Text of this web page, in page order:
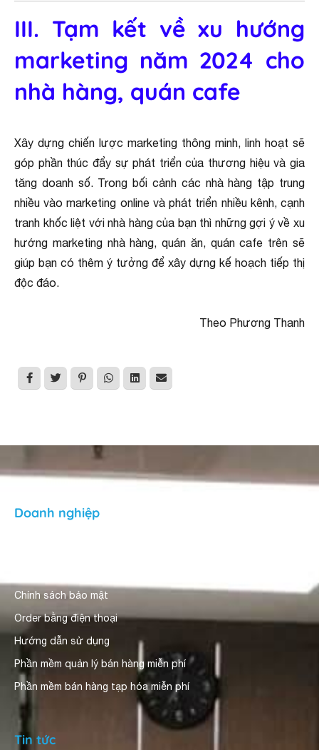
III. Tạm kết về xu hướng
marketing năm 2024 cho
nhà hàng, quán cafe
Xây dựng chiến lược marketing thông minh, linh hoạt sẽ
góp phần thúc đẩy sự phát triển của thương hiệu và gia
tăng doanh số. Trong bối cảnh các nhà hàng tập trung
nhiều vào marketing online và phát triển nhiều kênh, cạnh
tranh khốc liệt với nhà hàng của bạn thì những gợi ý về xu
hướng marketing nhà hàng, quán ăn, quán cafe trên sẽ
giúp bạn có thêm ý tưởng để xây dựng kế hoạch tiếp thị
độc đáo.
Theo Phương Thanh
Doanh nghiệp
Chính sách bảo mật
Order bằng điện thoại
Hướng dẫn sử dụng
Phần mềm quản lý bán hàng miễn phí
Phần mềm bán hàng tạp hóa miễn phí
Tin tức